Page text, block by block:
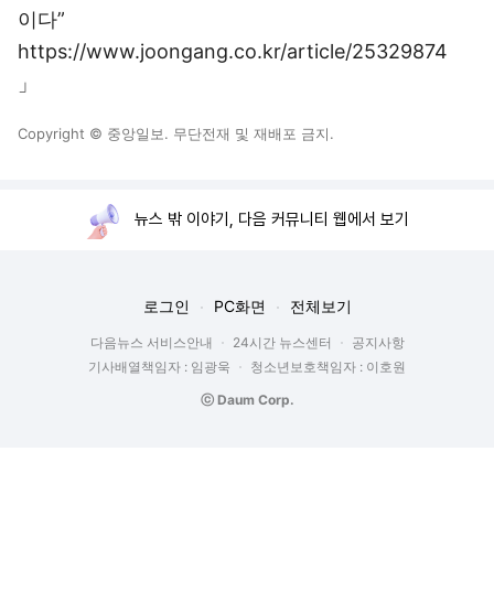
이다”
https://www.joongang.co.kr/article/25329874
」
Copyright © 중앙일보. 무단전재 및 재배포 금지.
뉴스 밖 이야기, 다음 커뮤니티 웹에서 보기
로그인 PC화면 전체보기
다음뉴스 서비스안내 24시간 뉴스센터
공지사항
기사배열책임자 : 임광욱
청소년보호책임자 : 이호원
ⓒ Daum Corp.